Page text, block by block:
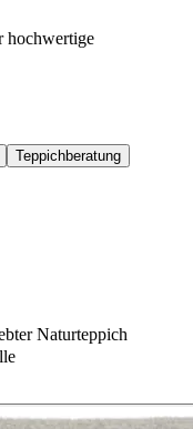
hochwertige
Teppichberatung
Naturteppich